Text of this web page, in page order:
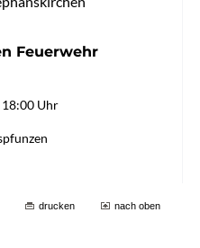
drucken nach oben